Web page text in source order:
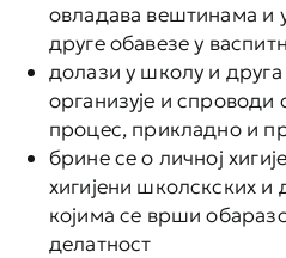
овладава вештинама и
друге обавезе у
долази у школу и
организује и
процес, прикладно и
брине се о личној
хигијени школскских и
којима се врши
делатност